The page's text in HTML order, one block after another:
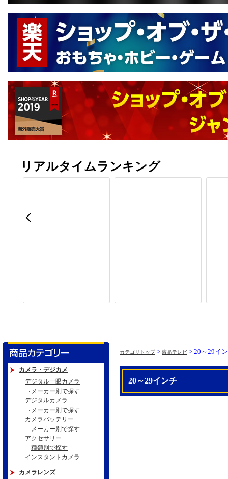
カメラ・デジカメ
デジタル一眼カメラ
メーカー別で探す
デジタルカメラ
メーカー別で探す
カメラバッテリー
メーカー別で探す
アクセサリー
種類別で探す
インスタントカメラ
カメラレンズ
カテゴリトップ> 液晶テレビ > 20～29イ
20～29インチ